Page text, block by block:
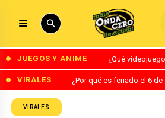
JUEGOS Y ANIME ¿Qué
VIRALES ¿Por qué es feriado el 6
VIRALES